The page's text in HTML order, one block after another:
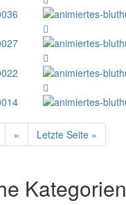
» Letzte Seite »
Kategorien